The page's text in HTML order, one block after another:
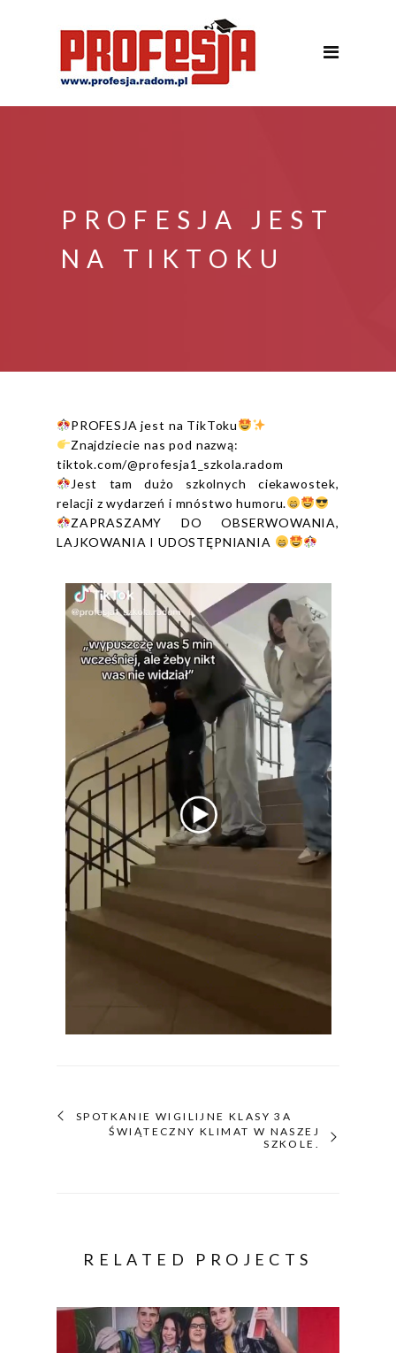
PROFESJA JEST
NA TIKTOKU
PROFESJA jest na TikToku
Znajdziecie nas pod nazwą:
tiktok.com/@profesja1_szkola.radom
Jest tam dużo szkolnych ciekawostek,
relacji z wydarzeń i mnóstwo humoru.
ZAPRASZAMY DO OBSERWOWANIA,
LAJKOWANIA I UDOSTĘPNIANIA
SPOTKANIE WIGILIJNE KLASY 3A
ŚWIĄTECZNY KLIMAT W NASZEJ
SZKOLE.
RELATED PROJECTS